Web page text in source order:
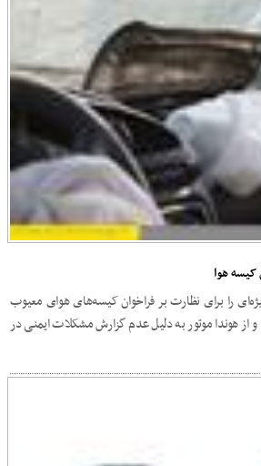
کیسه هوا
را برای نظارت بر فراخوان کیسه‌های هوای معیوب
از هوندا موتور به دلیل عدم گزارش مشکلات ایمنی در